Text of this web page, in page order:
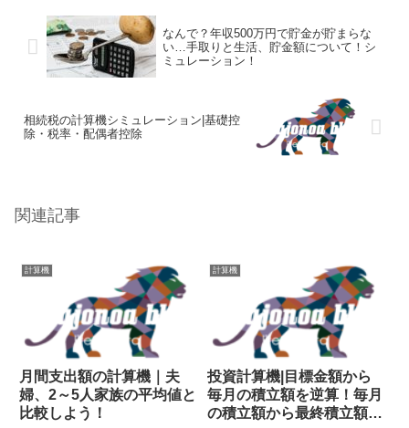
なんで？年収500万円で貯金が貯まらな
い…手取りと生活、貯金額について！シ
ミュレーション！
相続税の計算機シミュレーション|基礎控
除・税率・配偶者控除
関連記事
計算機
月間支出額の計算機｜夫
婦、2～5人家族の平均値と
比較しよう！
計算機
投資計算機|目標金額から
毎月の積立額を逆算！毎月
の積立額から最終積立額を